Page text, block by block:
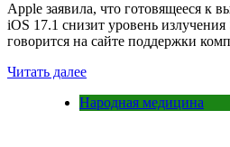
Apple заявила, что готовящееся к
iOS 17.1 снизит уровень
говорится на сайте поддержки
Читать далее
Народная медицина